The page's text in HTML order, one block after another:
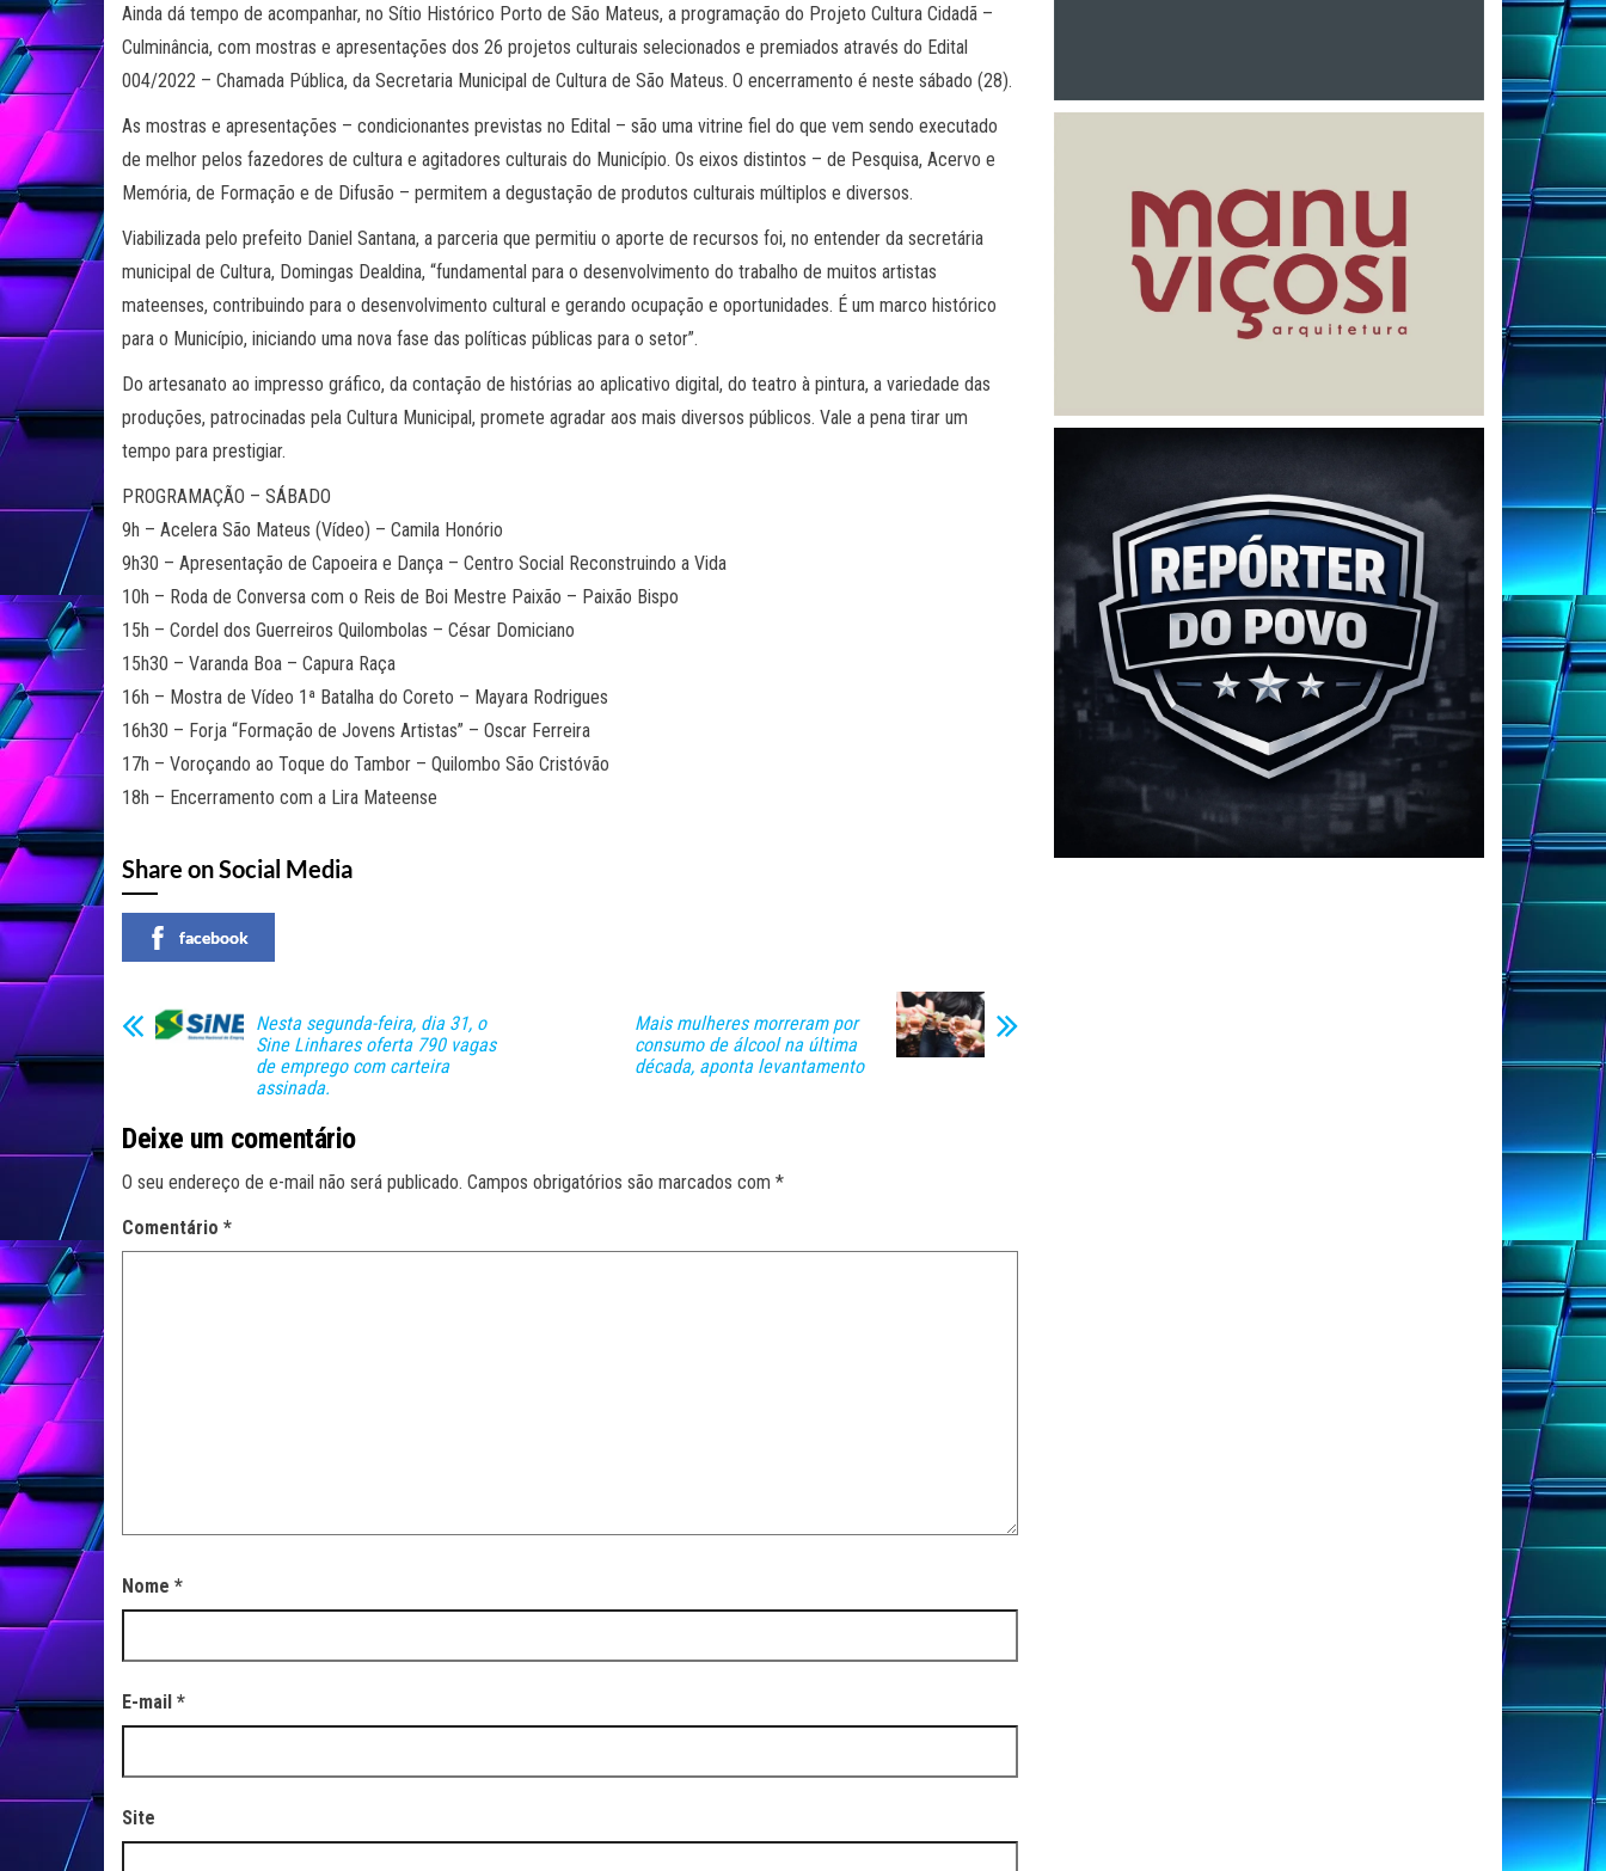
Ainda dá tempo de acompanhar, no Sítio Histórico Porto de São Mateus, a programação do Projeto Cultura Cidadã –
Culminância, com mostras e apresentações dos 26 projetos culturais selecionados e premiados através do Edital
004/2022 – Chamada Pública, da Secretaria Municipal de Cultura de São Mateus. O encerramento é neste sábado (28).
As mostras e apresentações – condicionantes previstas no Edital – são uma vitrine fiel do que vem sendo executado
de melhor pelos fazedores de cultura e agitadores culturais do Município. Os eixos distintos – de Pesquisa, Acervo e
Memória, de Formação e de Difusão – permitem a degustação de produtos culturais múltiplos e diversos.
Viabilizada pelo prefeito Daniel Santana, a parceria que permitiu o aporte de recursos foi, no entender da secretária
municipal de Cultura, Domingas Dealdina, “fundamental para o desenvolvimento do trabalho de muitos artistas
mateenses, contribuindo para o desenvolvimento cultural e gerando ocupação e oportunidades. É um marco histórico
para o Município, iniciando uma nova fase das políticas públicas para o setor”.
Do artesanato ao impresso gráfico, da contação de histórias ao aplicativo digital, do teatro à pintura, a variedade das
produções, patrocinadas pela Cultura Municipal, promete agradar aos mais diversos públicos. Vale a pena tirar um
tempo para prestigiar.
PROGRAMAÇÃO – SÁBADO
9h – Acelera São Mateus (Vídeo) – Camila Honório
9h30 – Apresentação de Capoeira e Dança – Centro Social Reconstruindo a Vida
10h – Roda de Conversa com o Reis de Boi Mestre Paixão – Paixão Bispo
15h – Cordel dos Guerreiros Quilombolas – César Domiciano
15h30 – Varanda Boa – Capura Raça
16h – Mostra de Vídeo 1ª Batalha do Coreto – Mayara Rodrigues
16h30 – Forja “Formação de Jovens Artistas” – Oscar Ferreira
17h – Voroçando ao Toque do Tambor – Quilombo São Cristóvão
18h – Encerramento com a Lira Mateense
Share on Social Media
facebook
Nesta segunda-feira, dia 31, o
Sine Linhares oferta 790 vagas
de emprego com carteira
assinada.
Mais mulheres morreram por
consumo de álcool na última
década, aponta levantamento
Deixe um comentário
O seu endereço de e-mail não será publicado. Campos obrigatórios são marcados com *
Comentário *
Nome *
E-mail *
Site